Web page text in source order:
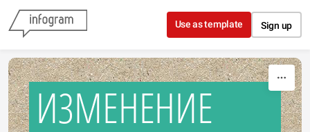
Skip to content
Use as template Sign up
ИЗМЕНЕНИЕ